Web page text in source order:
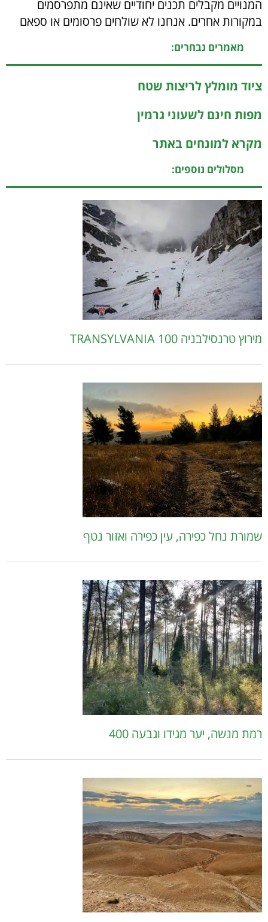
המנויים מקבלים תכנים יחודיים שאינם מתפרסמים
במקורות אחרים. אנחנו לא שולחים פרסומים או ספאם
מאמרים נבחרים:
ציוד מומלץ לריצות שטח
מפות חינם לשעוני גרמין
מקרא למונחים באתר
מסלולים נוספים:
מירוץ טרנסילבניה 100 TRANSYLVANIA
שמורת נחל כפירה, עין כפירה ואזור נטף
רמת מנשה, יער מגידו וגבעה 400